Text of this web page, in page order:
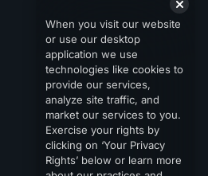
When you visit our website
or use our desktop
application we use
technologies like cookies to
provide our services,
analyze site traffic, and
market our services to you.
Exercise your rights by
clicking on ‘Your Privacy
Rights’ below or learn more